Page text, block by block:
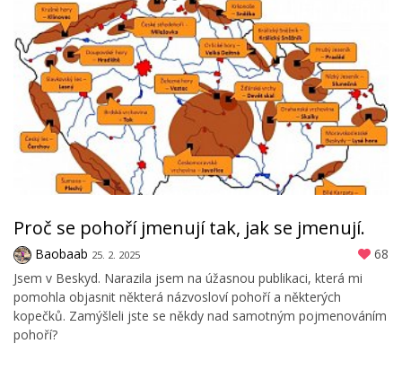
Proč se pohoří jmenují tak, jak se jmenují.
Baobaab 25. 2. 2025
68
Jsem v Beskyd. Narazila jsem na úžasnou publikaci, která mi
pomohla objasnit některá názvosloví pohoří a některých
kopečků. Zamýšleli jste se někdy nad samotným pojmenováním
pohoří?